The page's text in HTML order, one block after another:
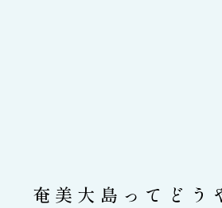
奄美大島ってどう